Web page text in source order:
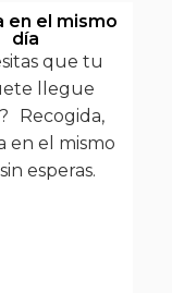
en el mismo
día
que tu
llegue
Recogida,
en el mismo
esperas.